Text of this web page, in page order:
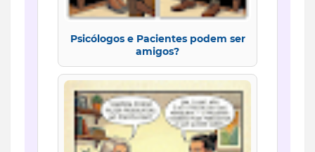
Psicólogos e Pacientes podem ser
amigos?